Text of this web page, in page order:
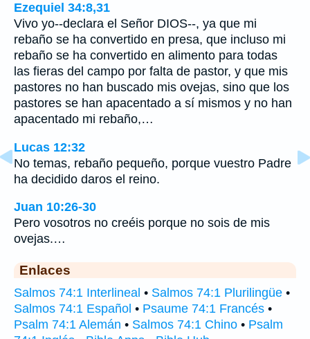
Ezequiel 34:8,31
Vivo yo--declara el Señor DIOS--, ya que mi
rebaño se ha convertido en presa, que incluso mi
rebaño se ha convertido en alimento para todas
las fieras del campo por falta de pastor, y que mis
pastores no han buscado mis ovejas, sino que los
pastores se han apacentado a sí mismos y no han
apacentado mi rebaño,…
Lucas 12:32
No temas, rebaño pequeño, porque vuestro Padre
ha decidido daros el reino.
Juan 10:26-30
Pero vosotros no creéis porque no sois de mis
ovejas.…
Enlaces
Salmos 74:1 Interlineal • Salmos 74:1 Plurilingüe •
Salmos 74:1 Español • Psaume 74:1 Francés •
Psalm 74:1 Alemán • Salmos 74:1 Chino • Psalm